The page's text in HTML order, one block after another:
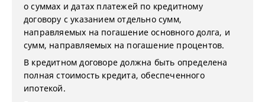
о суммах и датах платежей по кредитному
договору с указанием отдельно сумм,
направляемых на погашение основного долга, и
сумм, направляемых на погашение процентов.
В кредитном договоре должна быть определена
полная стоимость кредита, обеспеченного
ипотекой.